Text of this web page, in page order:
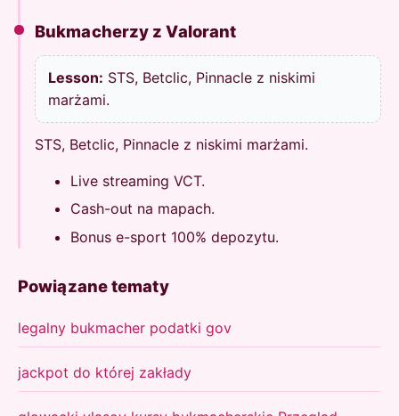
Bukmacherzy z Valorant
Lesson: STS, Betclic, Pinnacle z niskimi
marżami.
STS, Betclic, Pinnacle z niskimi marżami.
Live streaming VCT.
Cash-out na mapach.
Bonus e-sport 100% depozytu.
Powiązane tematy
legalny bukmacher podatki gov
jackpot do której zakłady